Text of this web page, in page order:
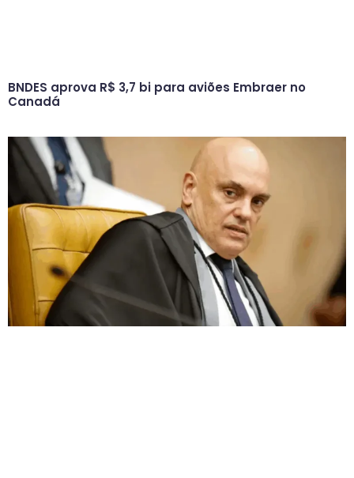
BNDES aprova R$ 3,7 bi para aviões Embraer no
Canadá